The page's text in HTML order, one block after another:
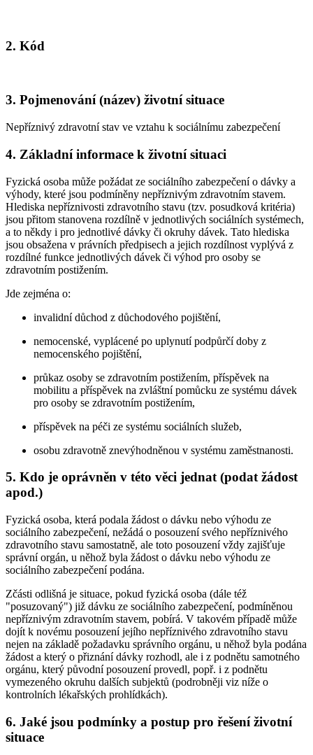
2. Kód
3. Pojmenování (název) životní situace
Nepříznivý zdravotní stav ve vztahu k sociálnímu zabezpečení
4. Základní informace k životní situaci
Fyzická osoba může požádat ze sociálního zabezpečení o dávky a
výhody, které jsou podmíněny nepříznivým zdravotním stavem.
Hlediska nepříznivosti zdravotního stavu (tzv. posudková kritéria)
jsou přitom stanovena rozdílně v jednotlivých sociálních systémech,
a to někdy i pro jednotlivé dávky či okruhy dávek. Tato hlediska
jsou obsažena v právních předpisech a jejich rozdílnost vyplývá z
rozdílné funkce jednotlivých dávek či výhod pro osoby se
zdravotním postižením.
Jde zejména o:
invalidní důchod z důchodového pojištění,
nemocenské, vyplácené po uplynutí podpůrčí doby z
nemocenského pojištění,
průkaz osoby se zdravotním postižením, příspěvek na
mobilitu a příspěvek na zvláštní pomůcku ze systému dávek
pro osoby se zdravotním postižením,
příspěvek na péči ze systému sociálních služeb,
osobu zdravotně znevýhodněnou v systému zaměstnanosti.
5. Kdo je oprávněn v této věci jednat (podat žádost
apod.)
Fyzická osoba, která podala žádost o dávku nebo výhodu ze
sociálního zabezpečení, nežádá o posouzení svého nepříznivého
zdravotního stavu samostatně, ale toto posouzení vždy zajišťuje
správní orgán, u něhož byla žádost o dávku nebo výhodu ze
sociálního zabezpečení podána.
Zčásti odlišná je situace, pokud fyzická osoba (dále též
"posuzovaný") již dávku ze sociálního zabezpečení, podmíněnou
nepříznivým zdravotním stavem, pobírá. V takovém případě může
dojít k novému posouzení jejího nepříznivého zdravotního stavu
nejen na základě požadavku správního orgánu, u něhož byla podána
žádost a který o přiznání dávky rozhodl, ale i z podnětu samotného
orgánu, který původní posouzení provedl, popř. i z podnětu
vymezeného okruhu dalších subjektů (podrobněji viz níže o
kontrolních lékařských prohlídkách).
6. Jaké jsou podmínky a postup pro řešení životní
situace